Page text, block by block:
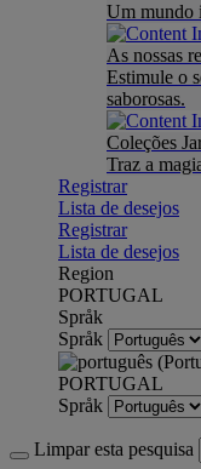
Um mundo
As nossas
Estimule o
saborosas.
Coleções
Traz a
Registrar
Lista de desejos
Registrar
Lista de desejos
Region
PORTUGAL
Språk
Språk
PORTUGAL
Språk
Limpar esta pesquisa